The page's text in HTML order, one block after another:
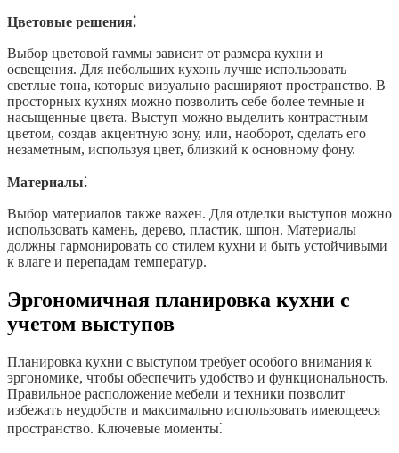
Цветовые решения⁚
Выбор цветовой гаммы зависит от размера кухни и
освещения. Для небольших кухонь лучше использовать
светлые тона, которые визуально расширяют пространство. В
просторных кухнях можно позволить себе более темные и
насыщенные цвета. Выступ можно выделить контрастным
цветом, создав акцентную зону, или, наоборот, сделать его
незаметным, используя цвет, близкий к основному фону.
Материалы⁚
Выбор материалов также важен. Для отделки выступов можно
использовать камень, дерево, пластик, шпон. Материалы
должны гармонировать со стилем кухни и быть устойчивыми
к влаге и перепадам температур.
Эргономичная планировка кухни с
учетом выступов
Планировка кухни с выступом требует особого внимания к
эргономике, чтобы обеспечить удобство и функциональность.
Правильное расположение мебели и техники позволит
избежать неудобств и максимально использовать имеющееся
пространство. Ключевые моменты⁚